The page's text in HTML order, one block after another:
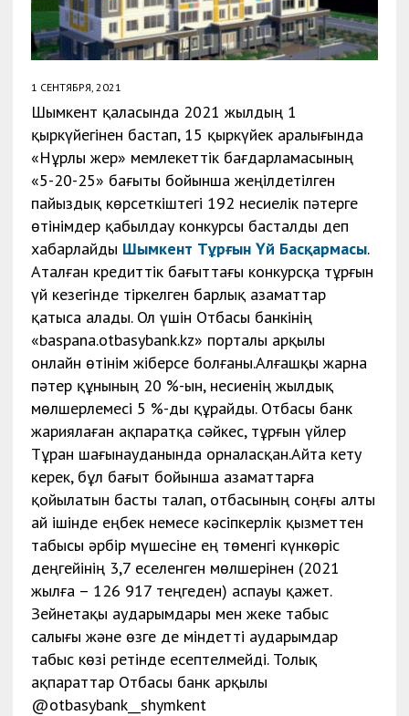
1 СЕНТЯБРЯ, 2021
Шымкент қаласында 2021 жылдың 1
қыркүйегінен бастап, 15 қыркүйек аралығында
«Нұрлы жер» мемлекеттік бағдарламасының
«5-20-25» бағыты бойынша жеңілдетілген
пайыздық көрсеткіштегі 192 несиелік пәтерге
өтінімдер қабылдау конкурсы басталды деп
хабарлайды Шымкент Тұрғын Үй Басқармасы.
Аталған кредиттік бағыттағы конкурсқа тұрғын
үй кезегінде тіркелген барлық азаматтар
қатыса алады. Ол үшін Отбасы банкінің
«baspana.otbasybank.kz» порталы арқылы
онлайн өтінім жіберсе болғаны.Алғашқы жарна
пәтер құнының 20 %-ын, несиенің жылдық
мөлшерлемесі 5 %-ды құрайды. Отбасы банк
жариялаған ақпаратқа сәйкес, тұрғын үйлер
Тұран шағынауданында орналасқан.Айта кету
керек, бұл бағыт бойынша азаматтарға
қойылатын басты талап, отбасының соңғы алты
ай ішінде еңбек немесе кәсіпкерлік қызметтен
табысы әрбір мүшесіне ең төменгі күнкөріс
деңгейінің 3,7 еселенген мөлшерінен (2021
жылға – 126 917 теңгеден) аспауы қажет.
Зейнетақы аударымдары мен жеке табыс
салығы және өзге де міндетті аударымдар
табыс көзі ретінде есептелмейді. Толық
ақпараттар Отбасы банк арқылы
@otbasybank__shymkent